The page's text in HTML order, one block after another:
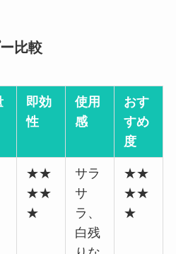
比較
即効
性
使用
感
おす
すめ
度
★★
★★
★
サラ
サ
ラ、
白残
★★
★★
★